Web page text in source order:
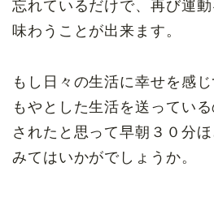
忘れているだけで、再び運
味わうことが出来ます。
もし日々の生活に幸せを感
もやとした生活を送ってい
されたと思って早朝３０分
みてはいかがでしょうか。